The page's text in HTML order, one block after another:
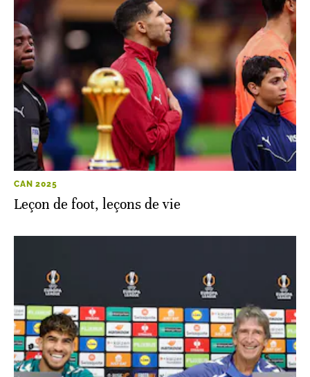
CAN 2025
Leçon de foot, leçons de vie